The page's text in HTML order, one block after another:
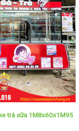
trà sữa 1M8x60x1M95